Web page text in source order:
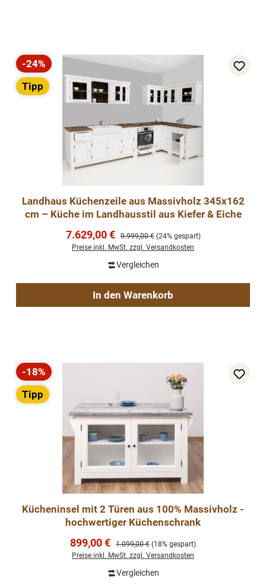
Rabatt
-24%
Tipp
Landhaus Küchenzeile aus Massivholz 345x162
cm – Küche im Landhausstil aus Kiefer & Eiche
Verkaufspreis:
7.629,00 € Regulärer Preis:
9.999,00 € (24% gespart)
Preise inkl. MwSt. zzgl. Versandkosten
Vergleichen
In den Warenkorb
Rabatt
-18%
Tipp
Kücheninsel mit 2 Türen aus 100% Massivholz -
hochwertiger Küchenschrank
Verkaufspreis:
899,00 € Regulärer Preis:
1.099,00 € (18% gespart)
Preise inkl. MwSt. zzgl. Versandkosten
Vergleichen